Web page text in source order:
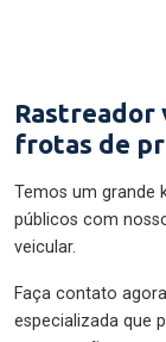
Rastreador
frotas de
Temos um grande
públicos com
veicular.
Faça contato
especializada que